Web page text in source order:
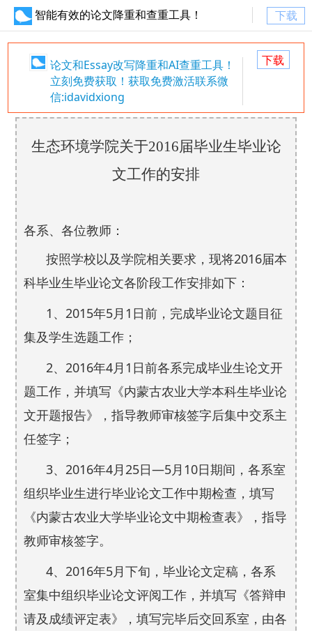
智能有效的论文降重和查重工具！ 下载
论文和Essay改写降重和AI查重工具！
立刻免费获取！获取免费激活联系微
信:idavidxiong
下载
生态环境学院关于2016届毕业生毕业论
文工作的安排
各系、各位教师：
按照学校以及学院相关要求 ，现将2016届本
科毕业生毕业论文各阶段工作安排如下：
1 、2015年5月 1 日前，完成毕业论文题目征
集及学生选题工作；
2、2016年4月 1 日前各系完成毕业生论文开
题工作，并填写《内蒙古农业大学本科生毕业论
文开题报告》，指导教师审核签字后集中交系主
任签字；
3、2016年4月25 日—5月 10 日期间，各系室
组织毕业生进行毕业论文工作中期检查，填写
《内蒙古农业大学毕业论文中期检查表》，指导
教师审核签字。
4、2016年5月下旬，毕业论文定稿，各系
室集中组织毕业论文评阅工作，并填写《答辩申
请及成绩评定表》，填写完毕后交回系室，由各